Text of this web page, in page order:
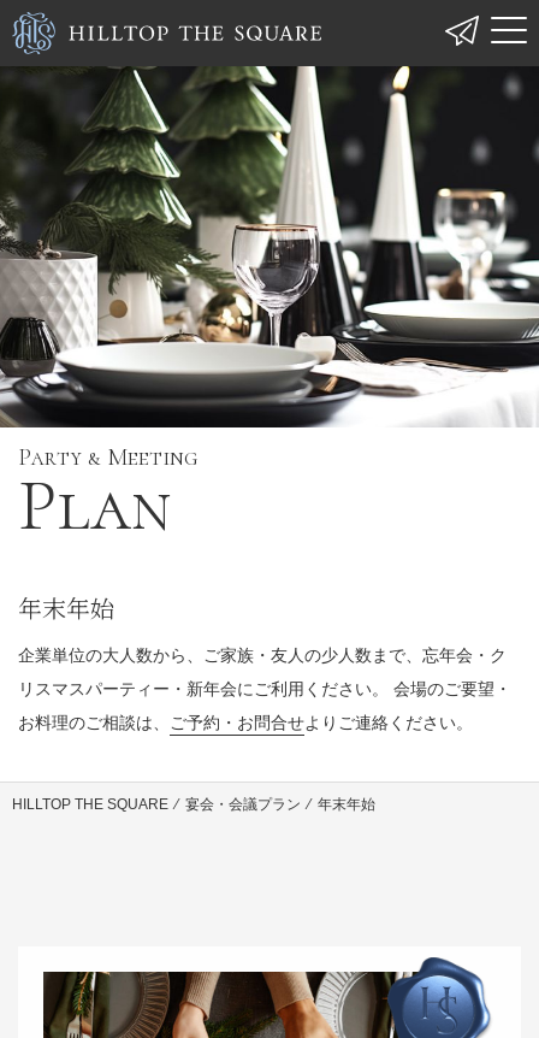
Party & Meeting
Plan
年末年始
企業単位の大人数から、ご家族・友人の少人数まで、忘年会・ク
リスマスパーティー・新年会にご利用ください。 会場のご要望・
お料理のご相談は、
ご予約・お問合せよりご連絡ください。
HILLTOP THE SQUARE ⁄ 宴会・会議プラン ⁄ 年末年始